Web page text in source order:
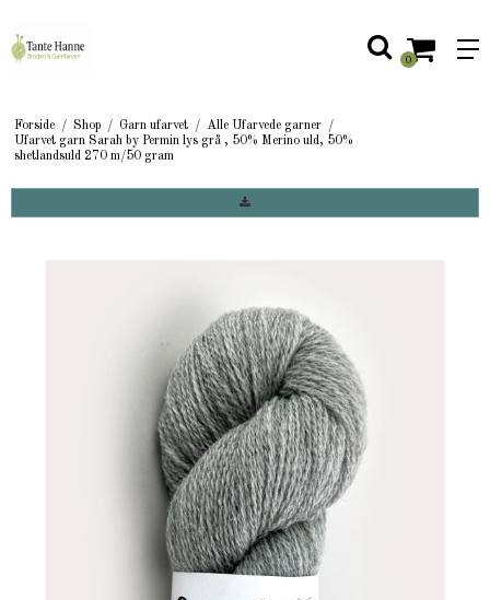
0
Forside / Shop / Garn ufarvet / Alle Ufarvede garner
/
Ufarvet garn Sarah by Permin lys grå , 50% Merino uld, 50%
shetlandsuld 270 m/50 gram